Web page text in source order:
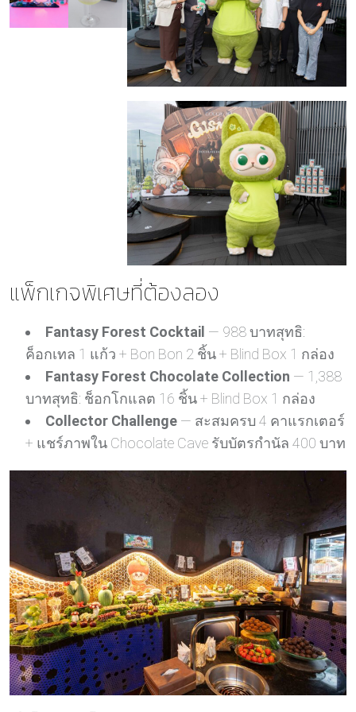
แพ็กเกจพิเศษที่ต้องลอง
Fantasy Forest Cocktail — 988 บาทสุทธิ:
ค็อกเทล 1 แก้ว + Bon Bon 2 ชิ้น + Blind Box 1 กล่อง
Fantasy Forest Chocolate Collection — 1,388
บาทสุทธิ: ช็อกโกแลต 16 ชิ้น + Blind Box 1 กล่อง
Collector Challenge — สะสมครบ 4 คาแรกเตอร์
+ แชร์ภาพใน Chocolate Cave รับบัตรกำนัล 400 บาท